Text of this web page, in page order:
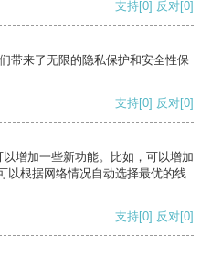
支持[0] 反对[0]
带来了无限的隐私保护和安全性保
支持[0] 反对[0]
增加一些新功能。比如，可以增加
以根据网络情况自动选择最优的线
支持[0] 反对[0]